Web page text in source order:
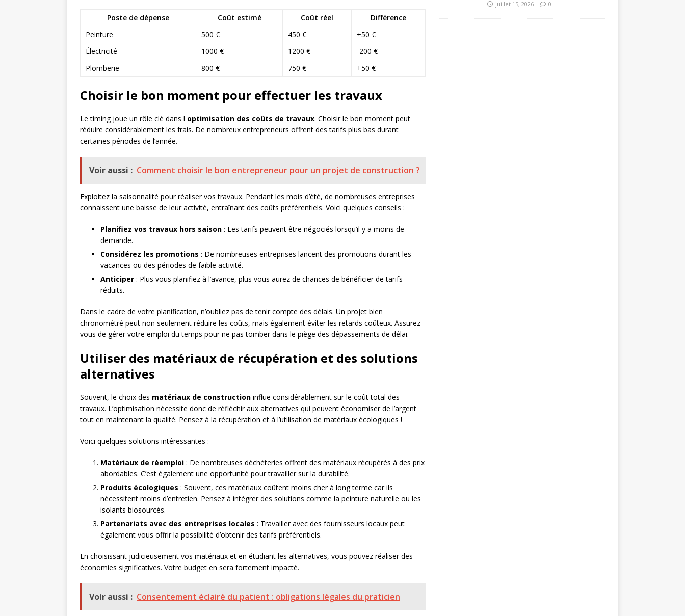
Poste de dépense Coût estimé Coût réel
Différence
Peinture
500 € 450 €
+50 €
Électricité
1000 € 1200 €
-200 €
Plomberie
800 € 750 € +50 €
Choisir le bon moment pour effectuer les travaux
Le timing joue un rôle clé dans l optimisation des coûts de travaux. Choisir le bon moment peut
réduire considérablement les frais. De nombreux entrepreneurs offrent des tarifs plus bas durant
certaines périodes de l’année.
Voir aussi : Comment choisir le bon entrepreneur pour un projet de construction ?
Exploitez la saisonnalité pour réaliser vos travaux. Pendant les mois d’été, de nombreuses entreprises
connaissent une baisse de leur activité, entraînant des coûts préférentiels. Voici quelques conseils :
Planifiez vos travaux hors saison : Les tarifs peuvent être négociés lorsqu’il y a moins de
demande.
Considérez les promotions : De nombreuses entreprises lancent des promotions durant les
vacances ou des périodes de faible activité.
Anticiper : Plus vous planifiez à l’avance, plus vous aurez de chances de bénéficier de tarifs
réduits.
Dans le cadre de votre planification, n’oubliez pas de tenir compte des délais. Un projet bien
chronométré peut non seulement réduire les coûts, mais également éviter les retards coûteux. Assurez-
vous de gérer votre emploi du temps pour ne pas tomber dans le piège des dépassements de délai.
Utiliser des matériaux de récupération et des solutions
alternatives
Souvent, le choix des matériaux de construction influe considérablement sur le coût total des
travaux. L’optimisation nécessite donc de réfléchir aux alternatives qui peuvent économiser de l’argent
tout en maintenant la qualité. Pensez à la récupération et à l’utilisation de matériaux écologiques !
Voici quelques solutions intéressantes :
Matériaux de réemploi : De nombreuses déchèteries offrent des matériaux récupérés à des prix
abordables. C’est également une opportunité pour travailler sur la durabilité.
Produits écologiques : Souvent, ces matériaux coûtent moins cher à long terme car ils
nécessitent moins d’entretien. Pensez à intégrer des solutions comme la peinture naturelle ou les
isolants biosourcés.
Partenariats avec des entreprises locales : Travailler avec des fournisseurs locaux peut
également vous offrir la possibilité d’obtenir des tarifs préférentiels.
En choisissant judicieusement vos matériaux et en étudiant les alternatives, vous pouvez réaliser des
économies significatives. Votre budget en sera fortement impacté.
Voir aussi : Consentement éclairé du patient : obligations légales du praticien
juillet 15, 2026 0